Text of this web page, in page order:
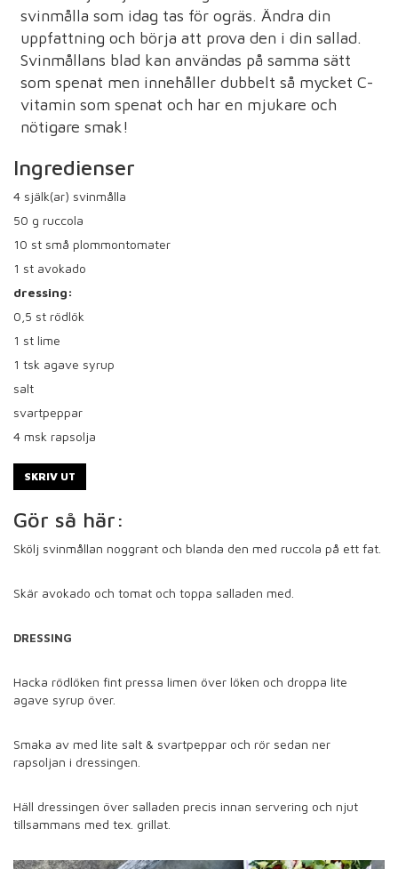
svinmålla som idag tas för ogräs. Ändra din
uppfattning och börja att prova den i din sallad.
Svinmållans blad kan användas på samma sätt
som spenat men innehåller dubbelt så mycket C-
vitamin som spenat och har en mjukare och
nötigare smak!
Ingredienser
4 själk(ar) svinmålla
50 g ruccola
10 st små plommontomater
1 st avokado
dressing:
0,5 st rödlök
1 st lime
1 tsk agave syrup
salt
svartpeppar
4 msk rapsolja
SKRIV UT
Gör så här:
Skölj svinmållan noggrant och blanda den med ruccola på ett fat.
Skär avokado och tomat och toppa salladen med.
DRESSING
Hacka rödlöken fint pressa limen över löken och droppa lite
agave syrup över.
Smaka av med lite salt & svartpeppar och rör sedan ner
rapsoljan i dressingen.
Häll dressingen över salladen precis innan servering och njut
tillsammans med tex. grillat.